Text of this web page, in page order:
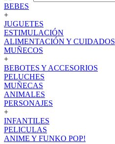
BEBES
+
JUGUETES
ESTIMULACIÓN
ALIMENTACIÓN Y CUIDADOS
MUÑECOS
+
BEBOTES Y ACCESORIOS
PELUCHES
MUÑECAS
ANIMALES
PERSONAJES
+
INFANTILES
PELICULAS
ANIME Y FUNKO POP!